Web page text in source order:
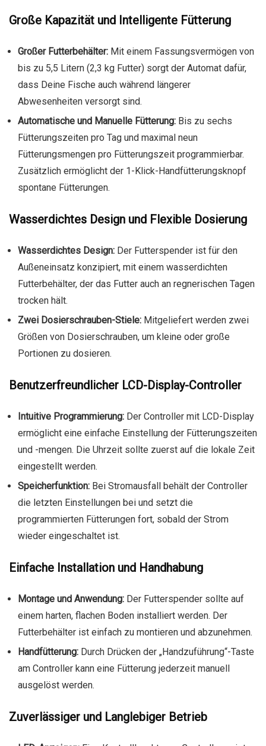
Große Kapazität und Intelligente Fütterung
Großer Futterbehälter: Mit einem Fassungsvermögen von
bis zu 5,5 Litern (2,3 kg Futter) sorgt der Automat dafür,
dass Deine Fische auch während längerer
Abwesenheiten versorgt sind.
Automatische und Manuelle Fütterung: Bis zu sechs
Fütterungszeiten pro Tag und maximal neun
Fütterungsmengen pro Fütterungszeit programmierbar.
Zusätzlich ermöglicht der 1-Klick-Handfütterungsknopf
spontane Fütterungen.
Wasserdichtes Design und Flexible Dosierung
Wasserdichtes Design: Der Futterspender ist für den
Außeneinsatz konzipiert, mit einem wasserdichten
Futterbehälter, der das Futter auch an regnerischen Tagen
trocken hält.
Zwei Dosierschrauben-Stiele: Mitgeliefert werden zwei
Größen von Dosierschrauben, um kleine oder große
Portionen zu dosieren.
Benutzerfreundlicher LCD-Display-Controller
Intuitive Programmierung: Der Controller mit LCD-Display
ermöglicht eine einfache Einstellung der Fütterungszeiten
und -mengen. Die Uhrzeit sollte zuerst auf die lokale Zeit
eingestellt werden.
Speicherfunktion: Bei Stromausfall behält der Controller
die letzten Einstellungen bei und setzt die
programmierten Fütterungen fort, sobald der Strom
wieder eingeschaltet ist.
Einfache Installation und Handhabung
Montage und Anwendung: Der Futterspender sollte auf
einem harten, flachen Boden installiert werden. Der
Futterbehälter ist einfach zu montieren und abzunehmen.
Handfütterung: Durch Drücken der „Handzuführung“-Taste
am Controller kann eine Fütterung jederzeit manuell
ausgelöst werden.
Zuverlässiger und Langlebiger Betrieb